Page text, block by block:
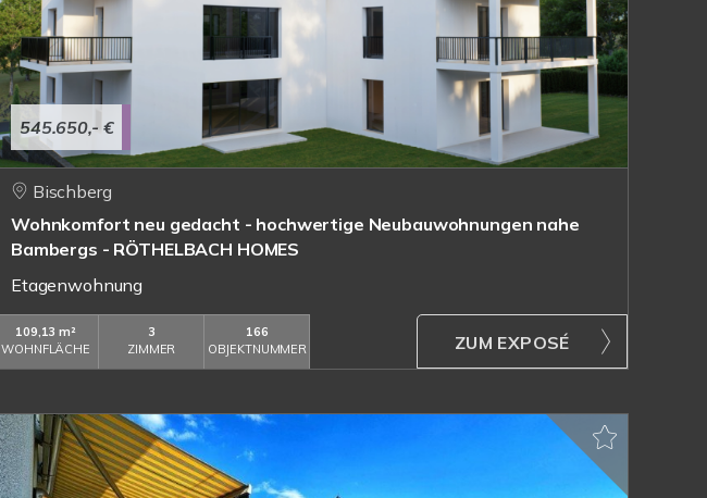
545.650,- €
Bischberg
Wohnkomfort neu gedacht - hochwertige Neubauwohnungen nahe
Bambergs - RÖTHELBACH HOMES
Etagenwohnung
109,13 m²
WOHNFLÄCHE
3
ZIMMER
166
OBJEKTNUMMER
ZUM EXPOSÉ